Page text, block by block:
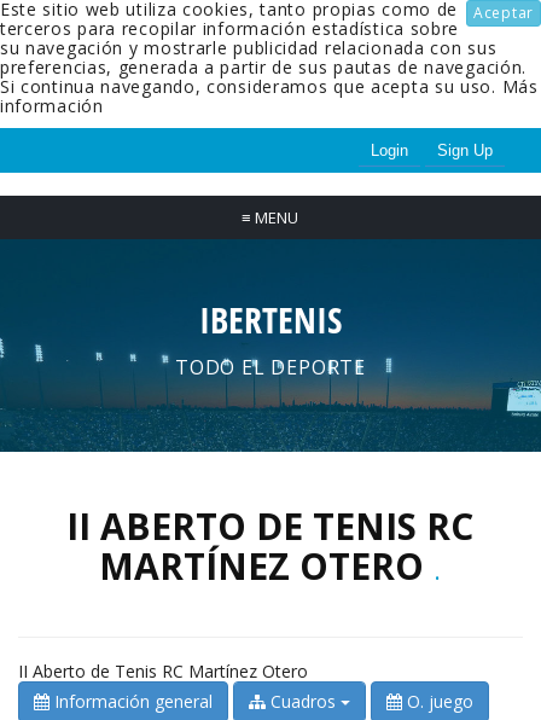
Aceptar
Este sitio web utiliza cookies, tanto propias como de
terceros para recopilar información estadística sobre
su navegación y mostrarle publicidad relacionada con sus
preferencias, generada a partir de sus pautas de navegación.
Si continua navegando, consideramos que acepta su uso. Más
información
Login Sign Up
≡ MENU
IBERTENIS
TODO EL DEPORTE
II ABERTO DE TENIS RC
MARTÍNEZ OTERO .
II Aberto de Tenis RC Martínez Otero
Información general
Cuadros
O. juego